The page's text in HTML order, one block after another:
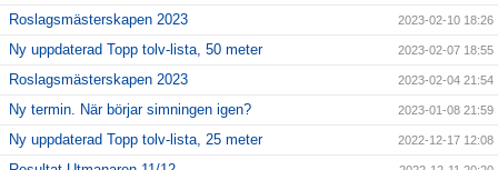
Roslagsmästerskapen 2023 2023-02-10 18:26
Ny uppdaterad Topp tolv-lista, 50 meter 2023-02-07 18:55
Roslagsmästerskapen 2023 2023-02-04 21:54
Ny termin. När börjar simningen igen? 2023-01-08 21:59
Ny uppdaterad Topp tolv-lista, 25 meter 2022-12-17 12:08